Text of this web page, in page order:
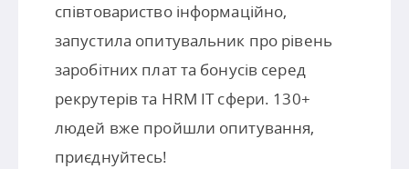
співтовариство інформаційно,
запустила опитувальник про рівень
заробітних плат та бонусів серед
рекрутерів та HRM IT сфери. 130+
людей вже пройшли опитування,
приєднуйтесь!